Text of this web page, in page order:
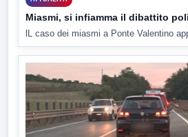
Miasmi, si infiamma il dibattito
lL caso dei miasmi a Ponte Valentino